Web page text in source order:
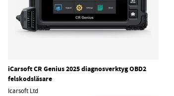
iCarsoft CR Genius 2025 diagnosverktyg OBD2
felskodsläsare
Icarsoft Ltd